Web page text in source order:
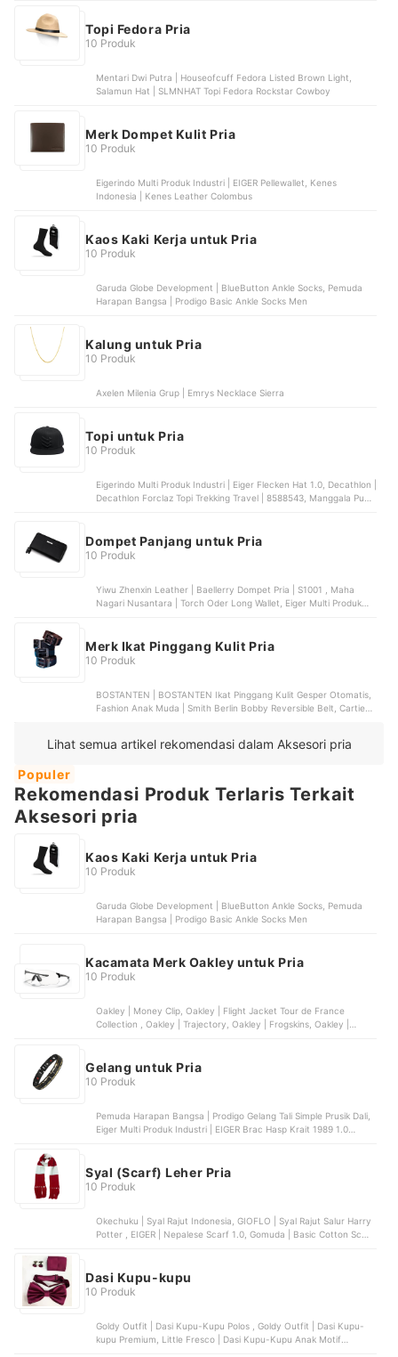
Topi Fedora Pria
10 Produk
Mentari Dwi Putra | Houseofcuff Fedora Listed Brown Light,
Salamun Hat | SLMNHAT Topi Fedora Rockstar Cowboy
Merk Dompet Kulit Pria
10 Produk
Eigerindo Multi Produk Industri | EIGER Pellewallet, Kenes
Indonesia | Kenes Leather Colombus
Kaos Kaki Kerja untuk Pria
10 Produk
Garuda Globe Development | BlueButton Ankle Socks, Pemuda
Harapan Bangsa | Prodigo Basic Ankle Socks Men
Kalung untuk Pria
10 Produk
Axelen Milenia Grup | Emrys Necklace Sierra
Topi untuk Pria
10 Produk
Eigerindo Multi Produk Industri | Eiger Flecken Hat 1.0, Decathlon |
Decathlon Forclaz Topi Trekking Travel | 8588543, Manggala Putra
Dompet Panjang untuk Pria
10 Produk
Yiwu Zhenxin Leather | Baellerry Dompet Pria | S1001 , Maha
Nagari Nusantara | Torch Oder Long Wallet, Eiger Multi Produk
Merk Ikat Pinggang Kulit Pria
10 Produk
BOSTANTEN | BOSTANTEN Ikat Pinggang Kulit Gesper Otomatis,
Fashion Anak Muda | Smith Berlin Bobby Reversible Belt, Cartiera
Lihat semua artikel rekomendasi dalam Aksesori pria
Populer
Rekomendasi Produk Terlaris Terkait
Aksesori pria
Kaos Kaki Kerja untuk Pria
10 Produk
Garuda Globe Development | BlueButton Ankle Socks, Pemuda
Harapan Bangsa | Prodigo Basic Ankle Socks Men
Kacamata Merk Oakley untuk Pria
10 Produk
Oakley | Money Clip, Oakley | Flight Jacket Tour de France
Collection , Oakley | Trajectory, Oakley | Frogskins, Oakley |
Gelang untuk Pria
10 Produk
Pemuda Harapan Bangsa | Prodigo Gelang Tali Simple Prusik Dali,
Eiger Multi Produk Industri | EIGER Brac Hasp Krait 1989 1.0
Syal (Scarf) Leher Pria
10 Produk
Okechuku | Syal Rajut Indonesia, GIOFLO | Syal Rajut Salur Harry
Potter , EIGER | Nepalese Scarf 1.0, Gomuda | Basic Cotton Scarf
Dasi Kupu-kupu
10 Produk
Goldy Outfit | Dasi Kupu-Kupu Polos , Goldy Outfit | Dasi Kupu-
kupu Premium, Little Fresco | Dasi Kupu-Kupu Anak Motif